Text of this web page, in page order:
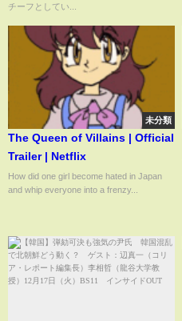
チーフとしてい...
未分類
The Queen of Villains | Official
Trailer | Netflix
How did one girl become hated in Japan
and whip everyone into a frenzy...